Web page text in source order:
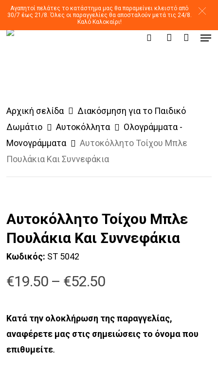
Αγαπητοί πελάτες το κατάστημα μας θα παραμείνει κλειστό από
30/7 έως 21/8. Όλες οι παραγγελίες θα αποσταλούν μετά τις 24/8.
Καλό Καλοκαίρι!
Skip
mainProducts
search account
Αρχική σελίδα
Διακόσμηση για το Παιδικό
Δωμάτιο
Αυτοκόλλητα
Ολογράμματα -
Μονογράμματα
Αυτοκόλλητο Τοίχου Μπλε
Πουλάκια Και Συννεφάκια
Αυτοκόλλητο Τοίχου Μπλε
Πουλάκια Και Συννεφάκια
Κωδικός: ST 5042
€19.50 – €52.50Price
through
€52.50
Κατά την ολοκλήρωση της παραγγελίας,
αναφέρετε μας στις σημειώσεις το όνομα που
επιθυμείτε.